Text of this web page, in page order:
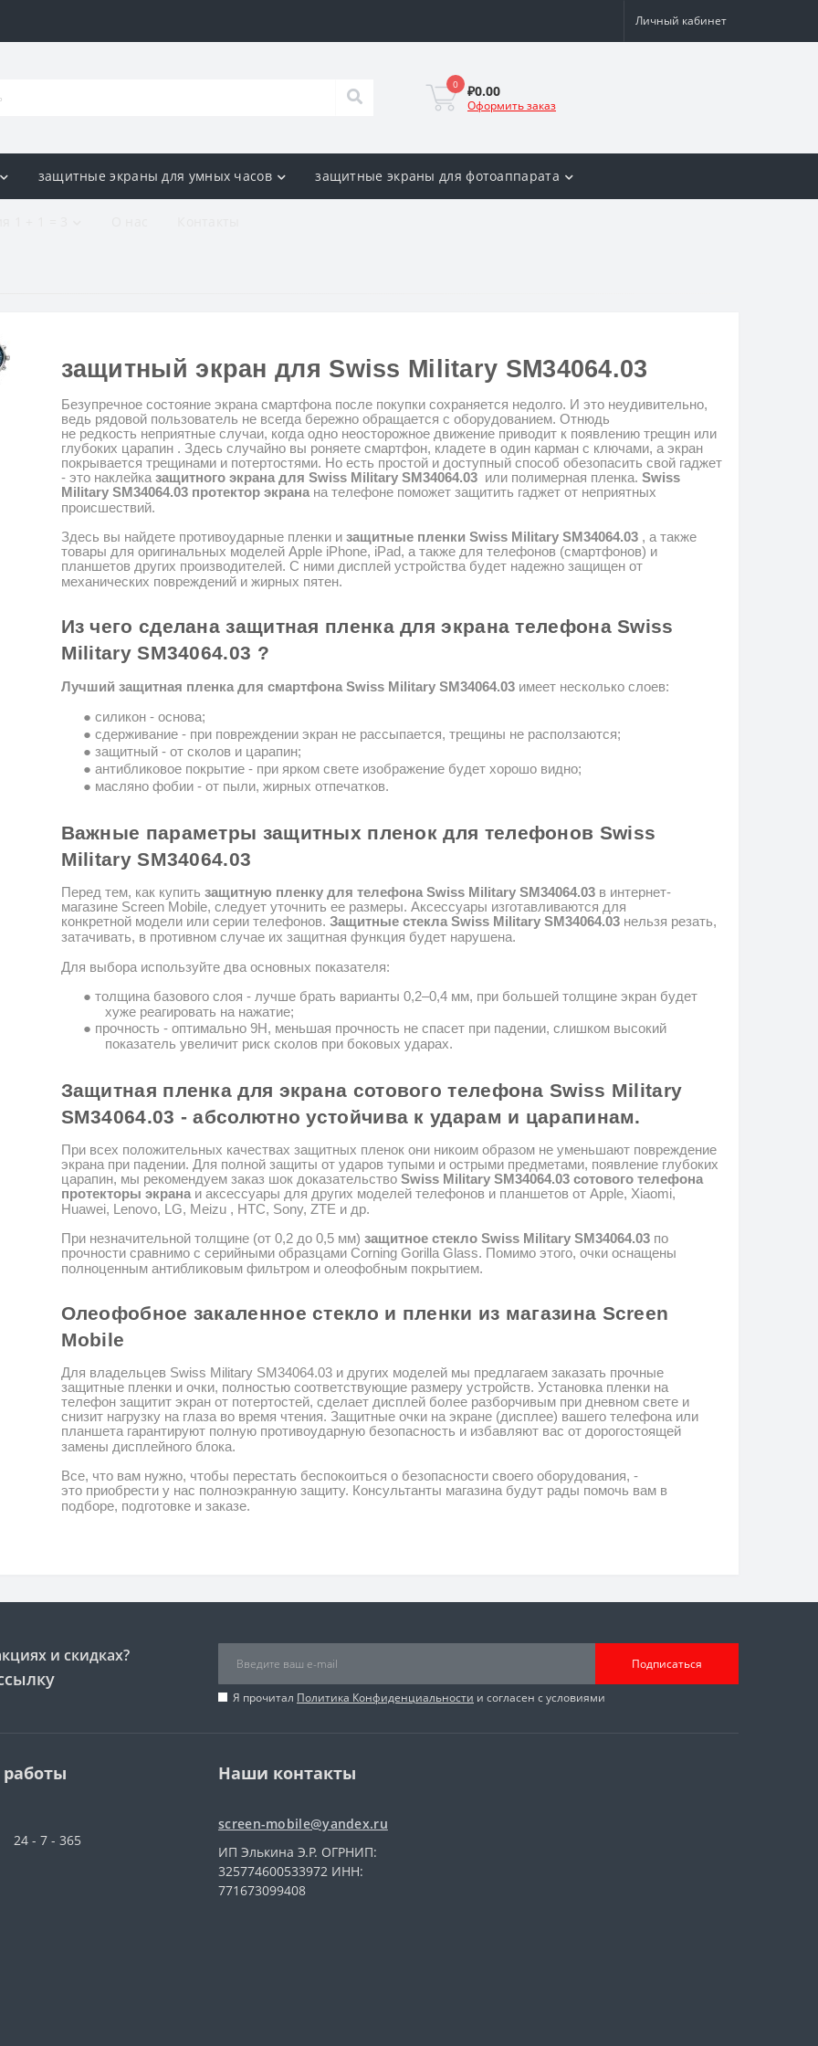
Личный кабинет
0 ₽0.00
Оформить заказ
защитные экраны для умных часов защитные экраны для фотоаппарата
защитный экран для Swiss Military SM34064.03
Безупречное состояние экрана смартфона после покупки сохраняется недолго. И это неудивительно,
ведь рядовой пользователь не всегда бережно обращается с оборудованием. Отнюдь
не редкость неприятные случаи, когда одно неосторожное движение приводит к появлению трещин или
глубоких царапин . Здесь случайно вы роняете смартфон, кладете в один карман с ключами, а экран
покрывается трещинами и потертостями. Но есть простой и доступный способ обезопасить свой гаджет
- это наклейка защитного экрана для Swiss Military SM34064.03 или полимерная пленка. Swiss
Military SM34064.03 протектор экрана на телефоне поможет защитить гаджет от неприятных
происшествий.
Здесь вы найдете противоударные пленки и защитные пленки Swiss Military SM34064.03 , а также
товары для оригинальных моделей Apple iPhone, iPad, а также для телефонов (смартфонов) и
планшетов других производителей. С ними дисплей устройства будет надежно защищен от
механических повреждений и жирных пятен.
Из чего сделана защитная пленка для экрана телефона Swiss
Military SM34064.03 ?
Лучший защитная пленка для смартфона Swiss Military SM34064.03имеет несколько слоев:
● силикон - основа;
● сдерживание - при повреждении экран не рассыпается, трещины не расползаются;
● защитный - от сколов и царапин;
● антибликовое покрытие - при ярком свете изображение будет хорошо видно;
● масляно фобии - от пыли, жирных отпечатков.
Важные параметры защитных пленок для телефонов Swiss
Military SM34064.03
Перед тем, как купить защитную пленку для телефона Swiss Military SM34064.03 в интернет-
магазине Screen Mobile, следует уточнить ее размеры. Аксессуары изготавливаются для
конкретной модели или серии телефонов. Защитные стекла Swiss Military SM34064.03 нельзя резать,
затачивать, в противном случае их защитная функция будет нарушена.
Для выбора используйте два основных показателя:
● толщина базового слоя - лучше брать варианты 0,2–0,4 мм, при большей толщине экран будет
хуже реагировать на нажатие;
● прочность - оптимально 9Н, меньшая прочность не спасет при падении, слишком высокий
показатель увеличит риск сколов при боковых ударах.
Защитная пленка для экрана сотового телефона Swiss Military
SM34064.03 - абсолютно устойчива к ударам и царапинам.
При всех положительных качествах защитных пленок они никоим образом не уменьшают повреждение
экрана при падении. Для полной защиты от ударов тупыми и острыми предметами, появление глубоких
царапин, мы рекомендуем заказ шок доказательство Swiss Military SM34064.03 сотового телефона
протекторы экрана и аксессуары для других моделей телефонов и планшетов от Apple, Xiaomi,
Huawei, Lenovo, LG, Meizu , HTC, Sony, ZTE и др.
При незначительной толщине (от 0,2 до 0,5 мм) защитное стекло Swiss Military SM34064.03 по
прочности сравнимо с серийными образцами Corning Gorilla Glass. Помимо этого, очки оснащены
полноценным антибликовым фильтром и олеофобным покрытием.
Олеофобное закаленное стекло и пленки из магазина Screen
Mobile
Для владельцев Swiss Military SM34064.03 и других моделей мы предлагаем заказать прочные
защитные пленки и очки, полностью соответствующие размеру устройств. Установка пленки на
телефон защитит экран от потертостей, сделает дисплей более разборчивым при дневном свете и
снизит нагрузку на глаза во время чтения. Защитные очки на экране (дисплее) вашего телефона или
планшета гарантируют полную противоударную безопасность и избавляют вас от дорогостоящей
замены дисплейного блока.
Все, что вам нужно, чтобы перестать беспокоиться о безопасности своего оборудования, -
это приобрести у нас полноэкранную защиту. Консультанты магазина будут рады помочь вам в
подборе, подготовке и заказе.
и скидках? Подписаться
Я прочитал Политика Конфиденциальности и согласен с условиями
24 - 7 - 365
Наши контакты
screen-mobile@yandex.ru
ИП Элькина Э.Р. ОГРНИП:
325774600533972 ИНН:
771673099408